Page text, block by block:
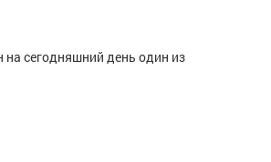
на сегодняшний день один из